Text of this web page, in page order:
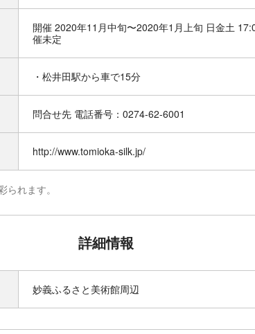
開催 2020年11月中旬〜2020年1月上旬 日金土
催未定
・松井田駅から車で15分
問合せ先 電話番号：0274-62-6001
http://www.tomioka-silk.jp/
れます。
詳細情報
妙義ふるさと美術館周辺